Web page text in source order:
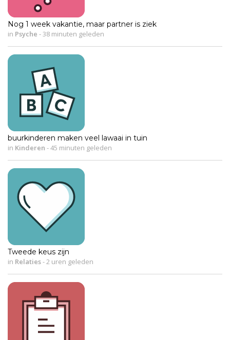
Nog 1 week vakantie, maar partner is ziek
in Psyche -38 minuten geleden
buurkinderen maken veel lawaai in tuin
in Kinderen -45 minuten geleden
Tweede keus zijn
in Relaties-2 uren geleden